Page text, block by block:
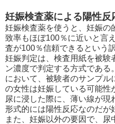
妊娠検査薬による陽性反
妊娠検査薬を使うと、妊娠の
致率もほぼ100％に近いと言
査が100％信頼できるという
妊娠判定は、検査用紙を被験
ン濃度で判定する方式であ
において、被験者のサンプ
の女性は妊娠している可能性
尿に浸した際に、薄い線が
形式的には陽性反応なのだが
また、妊娠以外の要因で、尿